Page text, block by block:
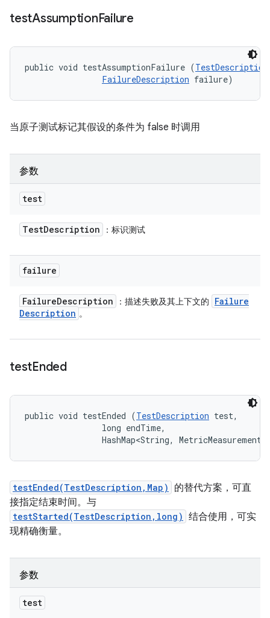
testAssumptionFailure
public void testAssumptionFailure (TestDescription
FailureDescription failure)
当原子测试标记其假设的条件为 false 时调用
参数
test
TestDescription ：标识测试
failure
FailureDescription ：描述失败及其上下文的
Failure
Description 。
testEnded
public void testEnded (TestDescription test,
                long endTime,
HashMap<String,
testEnded(TestDescription,Map)
的替代方案，可直
接指定结束时间。与
testStarted(TestDescription,long) 结合使用，可实
现精确衡量。
参数
test